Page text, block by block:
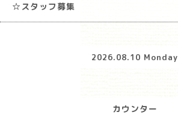
☆スタッフ募集
2026.08.10 Monday
カウンター